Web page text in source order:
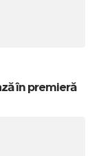
în premieră